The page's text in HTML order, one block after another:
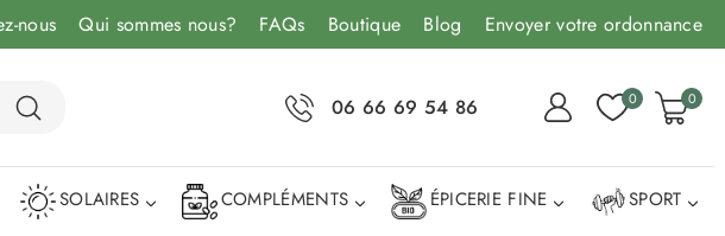
nous Qui sommes nous? FAQs Boutique Blog Envoyer votre ordonnance
06 66 69 54 86 0 0
SOLAIRES COMPLÉMENTS ÉPICERIE FINE SPORT